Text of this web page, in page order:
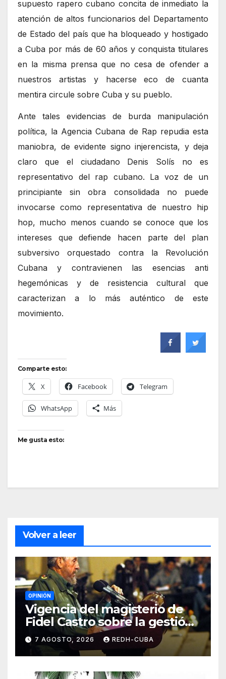
supuesto rapero cubano concita de inmediato la
atención de altos funcionarios del Departamento
de Estado del país que ha bloqueado y hostigado
a Cuba por más de 60 años y conquista titulares
en la misma prensa que no cesa de ofender a
nuestros artistas y hacerse eco de cuanta
mentira circule sobre Cuba y su pueblo.
Ante tales evidencias de burda manipulación
política, la Agencia Cubana de Rap repudia esta
maniobra, de evidente signo injerencista, y deja
claro que el ciudadano Denis Solís no es
representativo del rap cubano. La voz de un
principiante sin obra consolidada no puede
invocarse como representativa de nuestro hip
hop, mucho menos cuando se conoce que los
intereses que defiende hacen parte del plan
subversivo orquestado contra la Revolución
Cubana y contravienen las esencias anti
hegemónicas y de resistencia cultural que
caracterizan a lo más auténtico de este
movimiento.
Comparte esto:
X Facebook Telegram
WhatsApp Más
Me gusta esto:
Volver a leer
OPINIÓN
Vigencia del magisterio de
Fidel Castro sobre la gestión
del liderazgo revolucionario.
Por Jorge Luís Guach Estévez
7 AGOSTO, 2026 REDH-CUBA